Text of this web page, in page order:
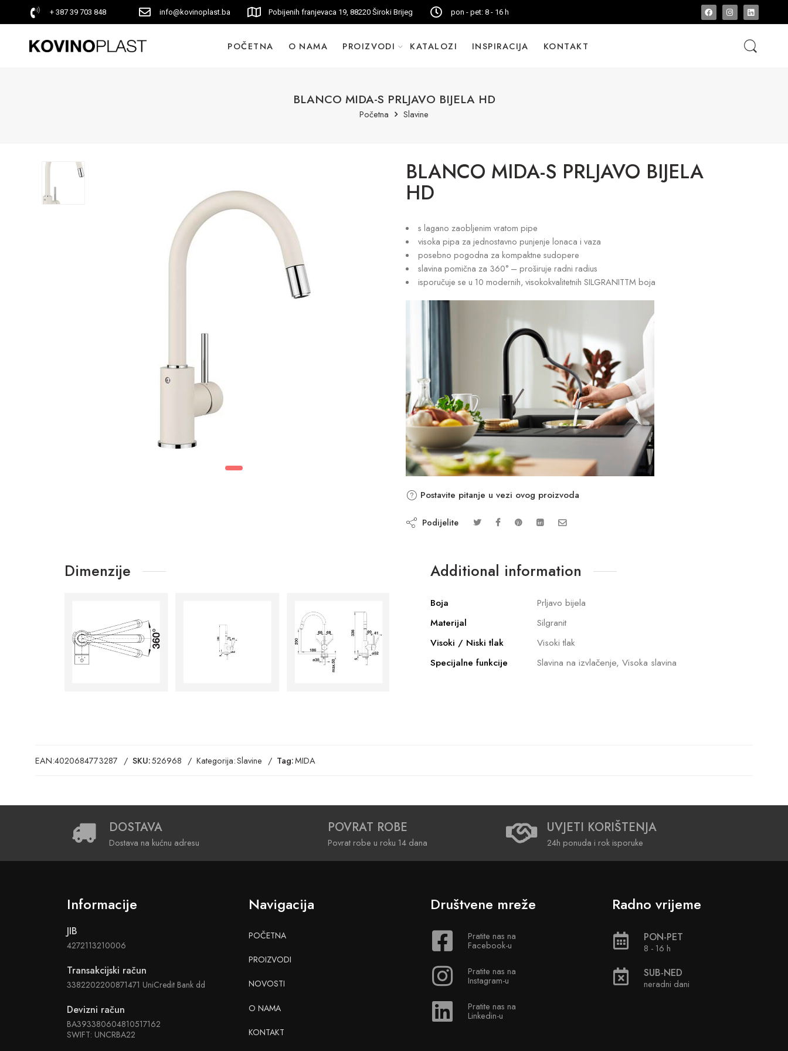
+ 387 39 703 848 info@kovinoplast.ba Pobijenih franjevaca 19, 88220 Široki Brijeg pon - pet: 8 - 16 h
POČETNA O NAMA PROIZVODI KATALOZI INSPIRACIJA KONTAKT
BLANCO MIDA-S PRLJAVO BIJELA HD
Početna Slavine
BLANCO MIDA-S PRLJAVO BIJELA
HD
s lagano zaobljenim vratom pipe
visoka pipa za jednostavno punjenje lonaca i vaza
posebno pogodna za kompaktne sudopere
slavina pomična za 360° – proširuje radni radius
isporučuje se u 10 modernih, visokokvalitetnih SILGRANITTM boja
Postavite pitanje u vezi ovog proizvoda
Podijelite
Dimenzije Additional information
Boja
Prljavo bijela
Materijal
Silgranit
Visoki / Niski tlak
Visoki tlak
Specijalne funkcije
Slavina na izvlačenje, Visoka slavina
EAN:4020684773287 SKU:526968 Kategorija:Slavine Tag:MIDA
DOSTAVA
Dostava na kućnu adresu
POVRAT ROBE
Povrat robe u roku 14 dana
UVJETI KORIŠTENJA
24h ponuda i rok isporuke
Informacije
JIB
4272113210006
Transakcijski račun
3382202200871471 UniCredit Bank dd
Devizni račun
BA393380604810517162
SWIFT: UNCRBA22
Navigacija
POČETNA
PROIZVODI
NOVOSTI
O NAMA
KONTAKT
Društvene mreže
Pratite nas na
Facebook-u
Pratite nas na
Instagram-u
Pratite nas na
Linkedin-u
Radno vrijeme
PON-PET
8 - 16 h
SUB-NED
neradni dani